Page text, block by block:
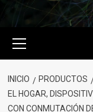
primario
INICIO PRODUCTOS
EL HOGAR,
CON CONMUTACIÓN